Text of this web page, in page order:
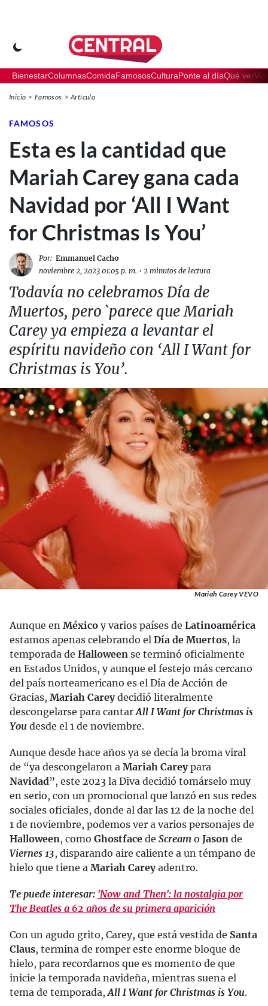
BienestarColumnasComidaFamososCulturaPonte al díaQué ver
Inicio Famosos Artículo
FAMOSOS
Esta es la cantidad que
Mariah Carey gana cada
Navidad por ‘All I Want
for Christmas Is You’
Por: Emmanuel Cacho
noviembre 2, 2023 01:05 p. m. • 2 minutos de lectura
Todavía no celebramos Día de
Muertos, pero `parece que Mariah
Carey ya empieza a levantar el
espíritu navideño con ‘All I Want for
Christmas is You’.
Mariah Carey VEVO
Aunque en México y varios países de Latinoamérica
estamos apenas celebrando el Día de Muertos, la
temporada de Halloween se terminó oficialmente
en Estados Unidos, y aunque el festejo más cercano
del país norteamericano es el Día de Acción de
Gracias, Mariah Careydecidió literalmente
descongelarse para cantarAll I Want for Christmas is
You desde el 1 de noviembre.
Aunque desde hace años ya se decía la broma viral
de “ya descongelaron a Mariah Careypara
Navidad”, este 2023 la Diva decidió tomárselo muy
en serio, con un promocional que lanzó en sus redes
sociales oficiales, donde al dar las 12 de la noche del
1 de noviembre, podemos ver a varios personajes de
Halloween, como Ghostface de Scream o Jason de
Viernes 13, disparando aire caliente a un témpano de
hielo que tiene a Mariah Careyadentro.
Te puede interesar: 'Now and Then': la nostalgia por
The Beatles a 62 años de su primera aparición
Con un agudo grito, Carey, que está vestida de Santa
Claus, termina de romper este enorme bloque de
hielo, para recordarnos que es momento de que
inicie la temporada navideña, mientras suena el
tema de temporada,All I Want for Christmas is You.